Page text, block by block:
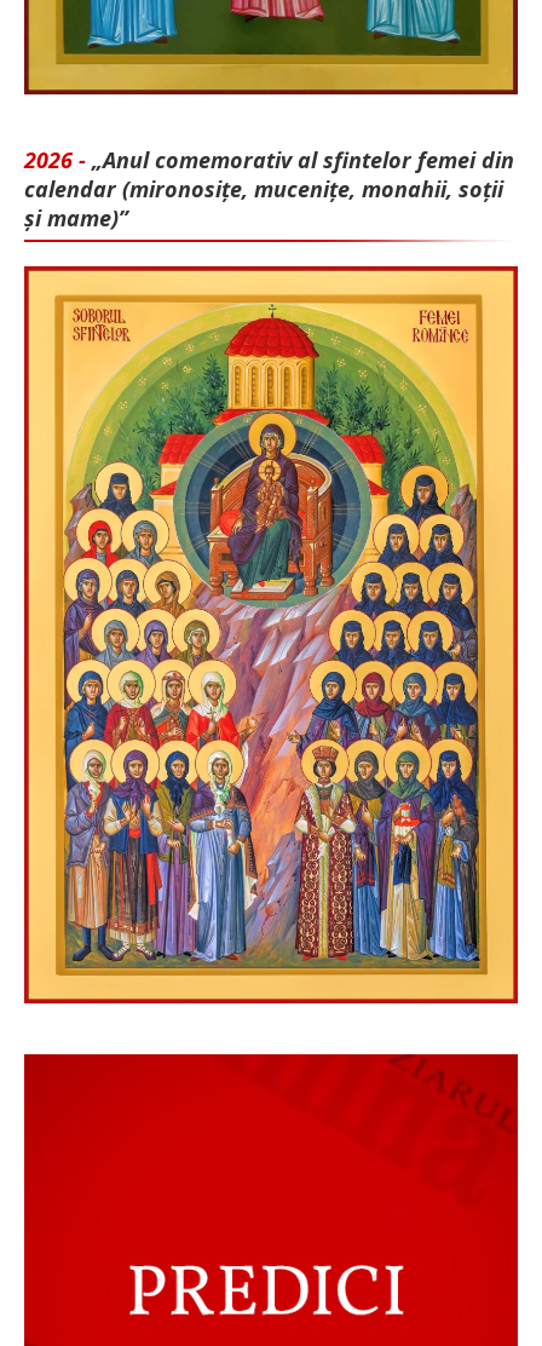
2026 - „Anul comemorativ al sfintelor femei din
calendar (mironosițe, mu­cenițe, monahii, soții
și mame)”